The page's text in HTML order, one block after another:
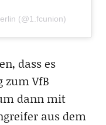
(@1.fcunion)
dass es
zum VfB
dann mit
aus dem